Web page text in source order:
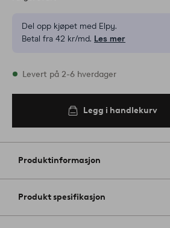
Del opp kjøpet med Elpy.
Betal fra 42 kr/md. Les mer
På lager
Levert på 2-6 hverdager
Legg i handlekurv
Produktinformasjon
Produkt spesifikasjon